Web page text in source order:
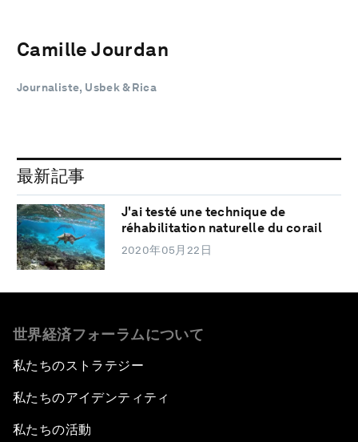
Camille Jourdan
Journaliste, Usbek & Rica
最新記事
J'ai testé une technique de
réhabilitation naturelle du corail
2020年05月22日
世界経済フォーラムについて
私たちのストラテジー
私たちのアイデンティティ
私たちの活動